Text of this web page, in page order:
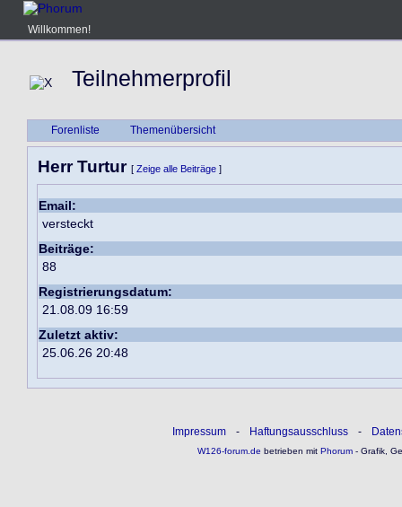
Willkommen!
Teilnehmerprofil
Forenliste Themenübersicht
Herr Turtur [ Zeige alle Beiträge ]
Email:
versteckt
Beiträge:
88
Registrierungsdatum:
21.08.09 16:59
Zuletzt aktiv:
25.06.26 20:48
Impressum - Haftungsausschluss -
W126-forum.de betrieben mitPhorum- Grafik,